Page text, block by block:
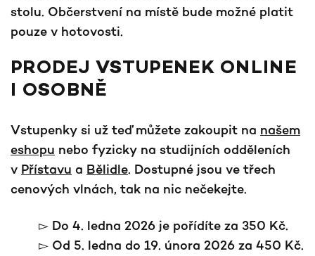
stolu. Občerstvení na místě bude možné platit
pouze v hotovosti.
PRODEJ VSTUPENEK ONLINE
I OSOBNĚ
Vstupenky si už teď můžete zakoupit na našem
eshopu nebo fyzicky na studijních odděleních
v Přístavu a Bělidle. Dostupné jsou ve třech
cenových vlnách, tak na nic nečekejte.
▻ Do 4. ledna 2026 je pořídíte za 350 Kč.
▻ Od 5. ledna do 19. února 2026 za 450 Kč.